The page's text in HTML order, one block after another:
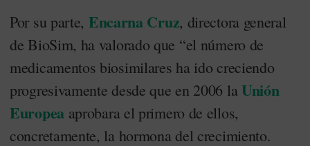
Por su parte, Encarna Cruz, directora general
de BioSim, ha valorado que “el número de
medicamentos biosimilares ha ido creciendo
progresivamente desde que en 2006 la Unión
Europeaaprobara el primero de ellos,
concretamente, la hormona del crecimiento.